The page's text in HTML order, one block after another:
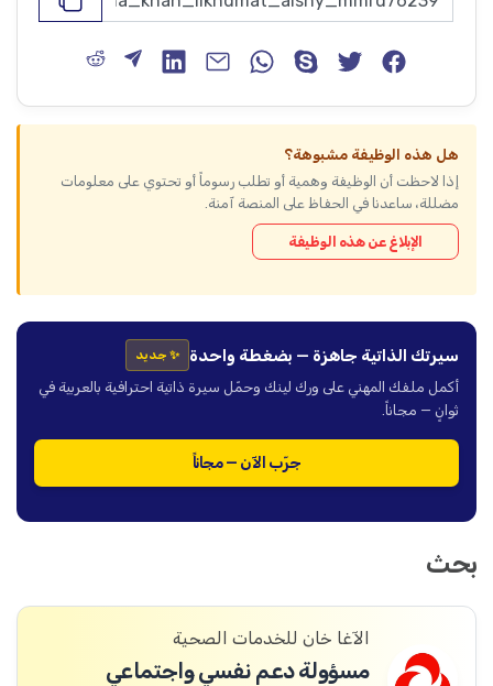
هل هذه الوظيفة مشبوهة؟
إذا لاحظت أن الوظيفة وهمية أو تطلب رسوماً أو تحتوي على معلومات
مضللة، ساعدنا في الحفاظ على المنصة آمنة.
الإبلاغ عن هذه الوظيفة
سيرتك الذاتية جاهزة — بضغطة واحدة ✨ جديد
أكمل ملفك المهني على ورك لينك وحمّل سيرة ذاتية احترافية بالعربية في
ثوانٍ — مجاناً.
جرّب الآن — مجاناً
بحث
الآغا خان للخدمات الصحية
مسؤولة دعم نفسي واجتماعي